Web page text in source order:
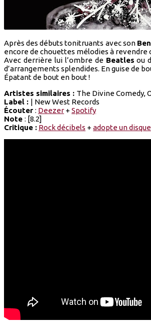
Après des débuts tonitruants avec son
encore de chouettes mélodies à
Avec derrière lui l’ombre de Beatles ou
d’arrangements splendides. En guise de
Épatant de bout en bout !
Artistes similaires : The Divine Comedy,
Label : | New West Records
Écouter : Deezer+ Spotify
Note : [8.2]
Critique : Rock décibels + adopte un disque